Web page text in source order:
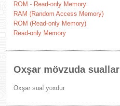
ROM - Read-only Memory
RAM (Random Access Memory)
ROM (Read-only Memory)
Read-only Memory
Oxşar mövzuda suallar
Oxşar sual yoxdur